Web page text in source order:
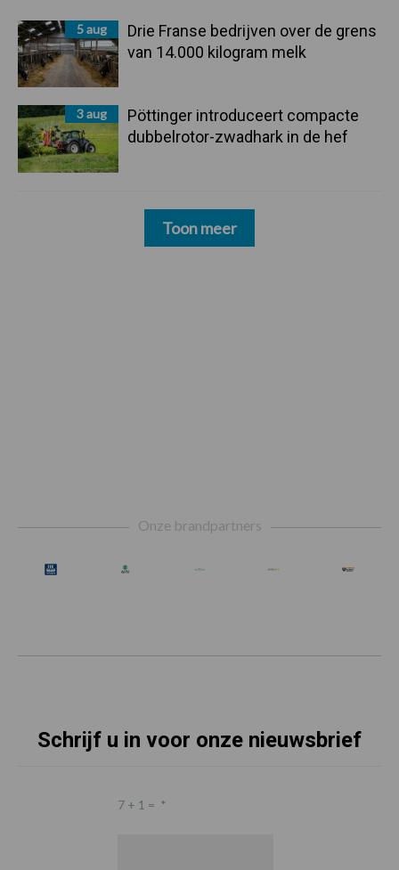
5 aug
Drie Franse bedrijven over de grens
van 14.000 kilogram melk
3 aug
Pöttinger introduceert compacte
dubbelrotor-zwadhark in de hef
Toon meer
Onze brandpartners
Schrijf u in voor onze nieuwsbrief
7 + 1 = *